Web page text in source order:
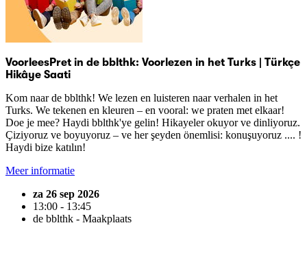
VoorleesPret in de bblthk: Voorlezen in het Turks | Türkçe
Hikâye Saati
Kom naar de bblthk! We lezen en luisteren naar verhalen in het
Turks. We tekenen en kleuren – en vooral: we praten met elkaar!
Doe je mee? Haydi bblthk'ye gelin! Hikayeler okuyor ve dinliyoruz.
Çiziyoruz ve boyuyoruz – ve her şeyden önemlisi: konuşuyoruz .... !
Haydi bize katılın!
Meer informatie
za 26 sep 2026
13:00 - 13:45
de bblthk - Maakplaats